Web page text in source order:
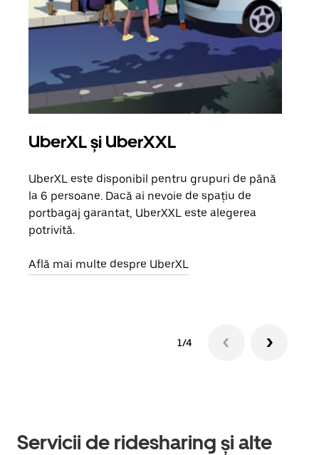
UberXL și UberXXL
UberXL este disponibil pentru grupuri de până
la 6 persoane. Dacă ai nevoie de spațiu de
portbagaj garantat, UberXXL este alegerea
potrivită.
Află mai multe despre UberXL
1/4
Servicii de ridesharing și alte